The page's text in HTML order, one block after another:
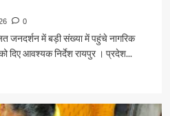
0
जनदर्शन में बड़ी संख्या में पहुंचे नागरिक
दिए आवश्यक निर्देश रायपुर । प्रदेश...